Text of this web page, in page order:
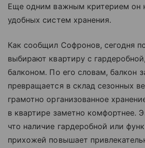
Еще одним важным критерием он
удобных систем хранения.
Как сообщил Софронов, сегодня
выбирают квартиру с
балконом. По его словам, балкон
превращается в склад сезонных
грамотно организованное
в квартире заметно комфортнее.
что наличие гардеробной или
прихожей повышает